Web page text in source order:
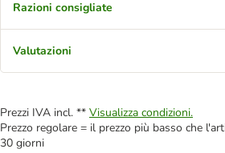
Razioni consigliate
Valutazioni
Prezzi IVA incl. ** Visualizza condizioni.
Prezzo regolare = il prezzo più basso che
30 giorni